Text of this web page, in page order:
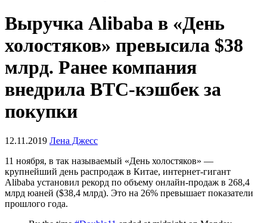
Выручка Alibaba в «День
холостяков» превысила $38
млрд. Ранее компания
внедрила BTC-кэшбек за
покупки
12.11.2019 Лена Джесс
11 ноября, в так называемый «День холостяков» —
крупнейший день распродаж в Китае, интернет-гигант
Alibaba установил рекорд по объему онлайн-продаж в 268,4
млрд юаней ($38,4 млрд). Это на 26% превышает показатели
прошлого года.